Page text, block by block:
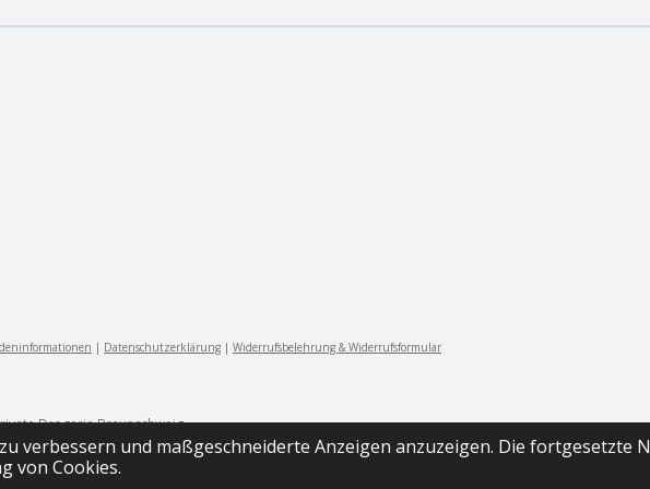
verbessern und maßgeschneiderte Anzeigen anzuzeigen. Die fortgesetzte
von Cookies.
| Datenschutzerklärung | Widerrufsbelehrung & Widerrufsformular
Drogerie Braunschweig